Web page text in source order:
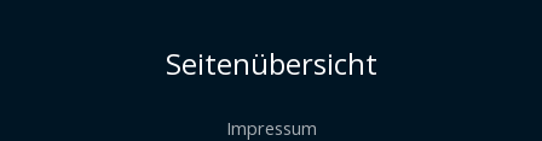
Seitenübersicht
Impressum